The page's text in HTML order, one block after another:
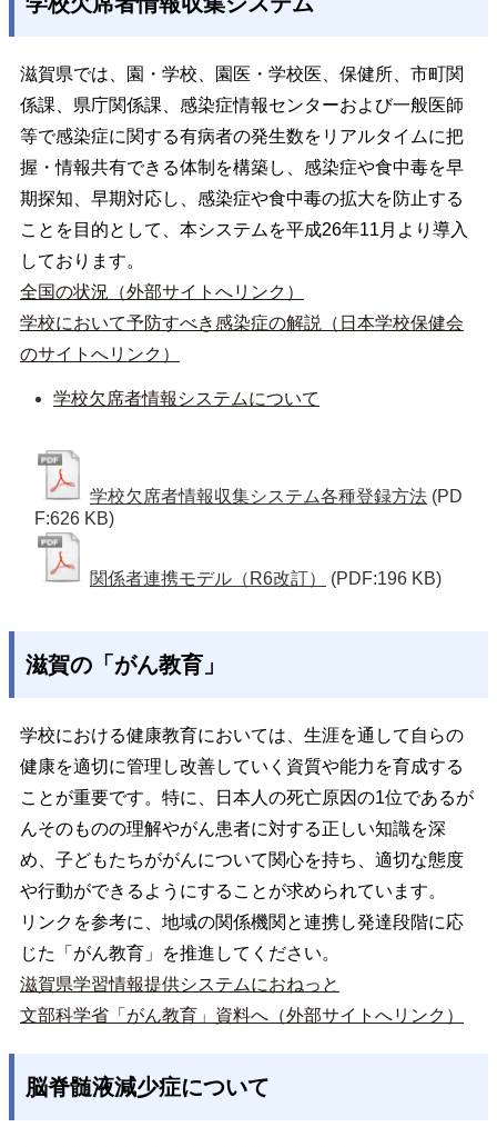
滋賀県では、園・学校、園医・学校医、保健所、市町関
係課、県庁関係課、感染症情報センターおよび一般医師
等で感染症に関する有病者の発生数をリアルタイムに把
握・情報共有できる体制を構築し、感染症や食中毒を早
期探知、早期対応し、感染症や食中毒の拡大を防止する
ことを目的として、本システムを平成26年11月より導入
しております。
全国の状況（外部サイトへリンク）
学校において予防すべき感染症の解説（日本学校保健会
のサイトへリンク）
学校欠席者情報システムについて
学校欠席者情報収集システム各種登録方法 (PD
F:626 KB)
関係者連携モデル（R6改訂） (PDF:196 KB)
滋賀の「がん教育」
学校における健康教育においては、生涯を通して自らの
健康を適切に管理し改善していく資質や能力を育成する
ことが重要です。特に、日本人の死亡原因の1位であるが
んそのものの理解やがん患者に対する正しい知識を深
め、子どもたちががんについて関心を持ち、適切な態度
や行動ができるようにすることが求められています。
リンクを参考に、地域の関係機関と連携し発達段階に応
じた「がん教育」を推進してください。
滋賀県学習情報提供システムにおねっと
文部科学省「がん教育」資料へ（外部サイトへリンク）
脳脊髄液減少症について